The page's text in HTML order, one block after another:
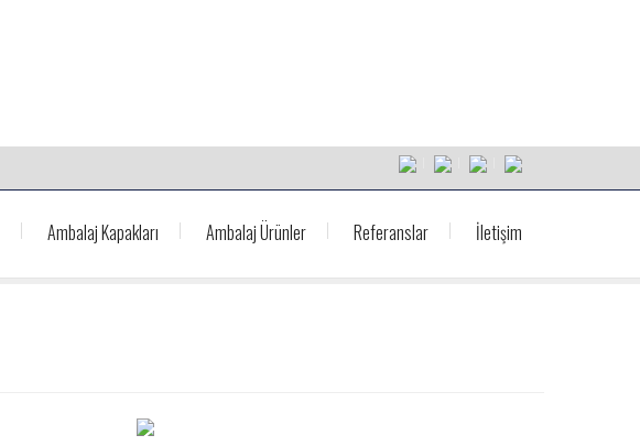
Ambalaj Kapakları Ambalaj Ürünler Referanslar İletişim